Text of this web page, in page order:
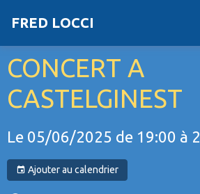
FRED LOCCI
CONCERT A
CASTELGINEST
Le 05/06/2025 de 19:00 à
Ajouter au calendrier